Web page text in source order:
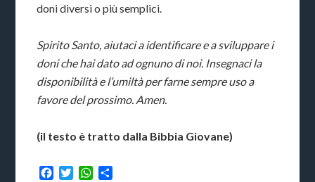
doni diversi o più semplici.
Spirito Santo, aiutaci a identificare e a sviluppare i
doni che hai dato ad ognuno di noi. Insegnaci la
disponibilità e l’umiltà per farne sempre uso a
favore del prossimo. Amen.
(il testo è tratto dalla Bibbia Giovane)
Facebook
TwitterWhatsApp